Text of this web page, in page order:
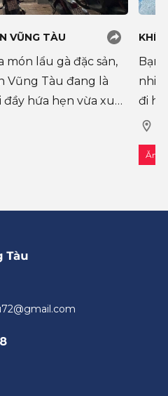
VŨNG TÀU
lẩu gà đặc sản,
Vũng Tàu đang là
hứa hẹn vừa xuất
đ
KHÊ
Bạn
đi
Ăn